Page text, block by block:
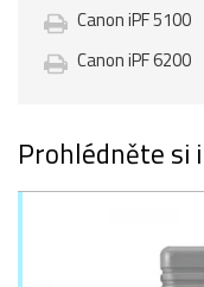
Canon iPF 5100
Canon iPF 6200
Prohlédněte si